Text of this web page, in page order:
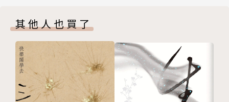
關於林文月：
我這半生，送我最多次筆的人，是林文月老師。以前她
每次從國外回來，大概都會送我一支筆，那彷彿是一種
不必言語的叮嚀：悔之，用筆好好寫字。
用大尺丈量大地──郭旭原與黃惠美
六祖壇經4.0和孤獨管理
從《黑潮漂流》到《漂島》
大化之中的簽名—憶于彭
找到薇薇安．邁爾
班雅明和連建興
其他人也買了